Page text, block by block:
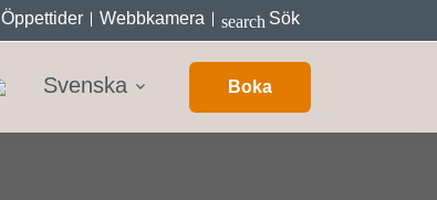
Öppettider Webbkamera search Sök
Svenska Boka